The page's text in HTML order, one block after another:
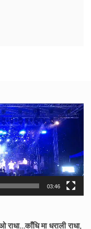
03:46
मा धराली राधा,